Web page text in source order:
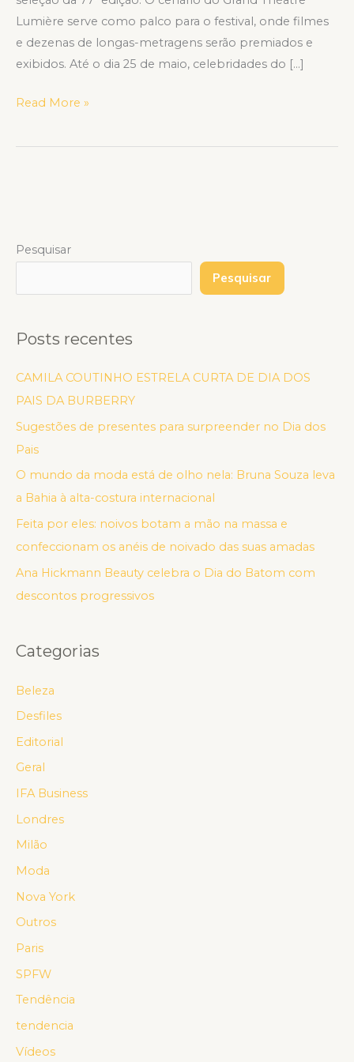
Lumière serve como palco para o festival, onde filmes
e dezenas de longas-metragens serão premiados e
exibidos. Até o dia 25 de maio, celebridades do […]
Read More »
Pesquisar
Pesquisar
Posts recentes
CAMILA COUTINHO ESTRELA CURTA DE DIA DOS
PAIS DA BURBERRY
Sugestões de presentes para surpreender no Dia dos
Pais
O mundo da moda está de olho nela: Bruna Souza leva
a Bahia à alta-costura internacional
Feita por eles: noivos botam a mão na massa e
confeccionam os anéis de noivado das suas amadas
Ana Hickmann Beauty celebra o Dia do Batom com
descontos progressivos
Categorias
Beleza
Desfiles
Editorial
Geral
IFA Business
Londres
Milão
Moda
Nova York
Outros
Paris
SPFW
Tendência
tendencia
Vídeos